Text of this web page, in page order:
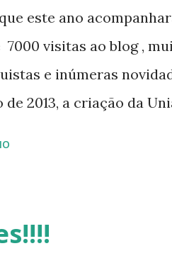
este ano
visitas ao blog ,
e inúmeras
2013, a criação da
o Linux (como